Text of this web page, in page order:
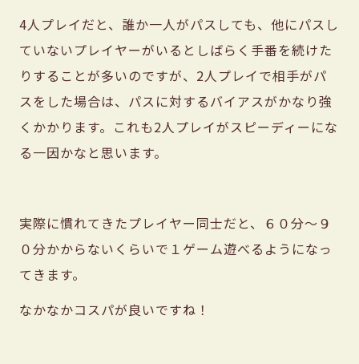
4人プレイだと、誰か一人がパスしても、他にパスし
ていないプレイヤーがいるとしばらく手番を続けた
りすることが多いのですが、2人プレイで相手がパ
スをした場合は、パスに対するバイアスがかなり強
くかかります。これも2人プレイがスピーディーにな
る一因かなと思います。
実際に慣れてきたプレイヤー同士だと、６０分〜９
０分かからないくらいで１ゲーム遊べるようになっ
てきます。
なかなかコスパが良いですね！